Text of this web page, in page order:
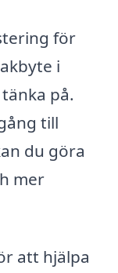
för
i
på.
till
du göra
mer
att hjälpa